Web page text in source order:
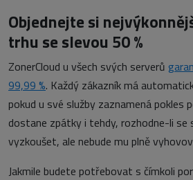
Objednejte si
trhu se slevou 50 %
ZonerCloud u všech svých serverů
99,99 %. Každý zákazník má
pokud u své služby zaznamená pokles
dostane zpátky i tehdy, rozhodne-li se
vyzkoušet, ale nebude mu plně
Jakmile budete potřebovat s čímkoli